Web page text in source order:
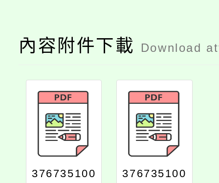
內容附件下載 Download
376735100
376735100